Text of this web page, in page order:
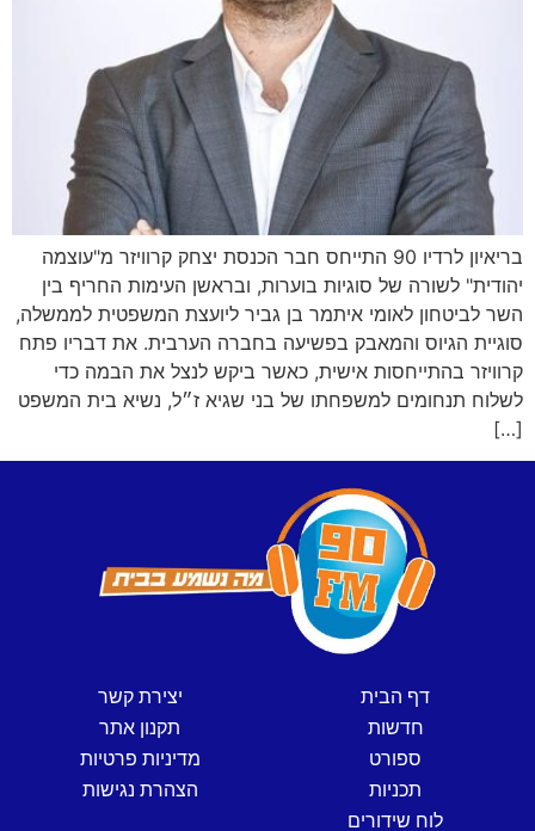
בריאיון לרדיו 90 התייחס חבר הכנסת יצחק קרוויזר מ"עוצמה
יהודית" לשורה של סוגיות בוערות, ובראשן העימות החריף בין
השר לביטחון לאומי איתמר בן גביר ליועצת המשפטית לממשלה,
סוגיית הגיוס והמאבק בפשיעה בחברה הערבית. את דבריו פתח
קרוויזר בהתייחסות אישית, כאשר ביקש לנצל את הבמה כדי
לשלוח תנחומים למשפחתו של בני שגיא ז״ל, נשיא בית המשפט
[…]
דף הבית
חדשות
ספורט
תכניות
לוח שידורים
יצירת קשר
תקנון אתר
מדיניות פרטיות
הצהרת נגישות